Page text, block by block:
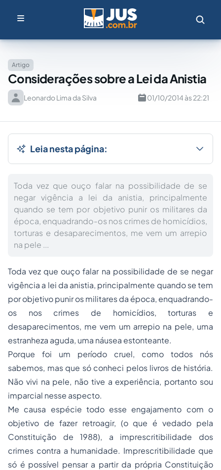
Artigo
Considerações sobre a Lei da Anistia
Leonardo Lima da Silva 01/10/2014 às 22:21
Leia nesta página:
Toda vez que ouço falar na possibilidade de se
negar vigência a lei da anistia, principalmente
quando se tem por objetivo punir os militares da
época, enquadrando-os nos crimes de homicídios,
torturas e desaparecimentos, me vem um arrepio
na pele ...
Toda vez que ouço falar na possibilidade de se negar
vigência a lei da anistia, principalmente quando se tem
por objetivo punir os militares da época, enquadrando-
os nos crimes de homicídios, torturas e
desaparecimentos, me vem um arrepio na pele, uma
estranheza aguda, uma náusea estonteante.
Porque foi um período cruel, como todos nós
sabemos, mas que só conheci pelos livros de história.
Não vivi na pele, não tive a experiência, portanto sou
imparcial nesse aspecto.
Me causa espécie todo esse engajamento com o
objetivo de fazer retroagir, (o que é vedado pela
Constituição de 1988), a imprescritibilidade dos
crimes contra a humanidade. Imprescritibilidade que
só é possível pensar a partir da própria Constituição